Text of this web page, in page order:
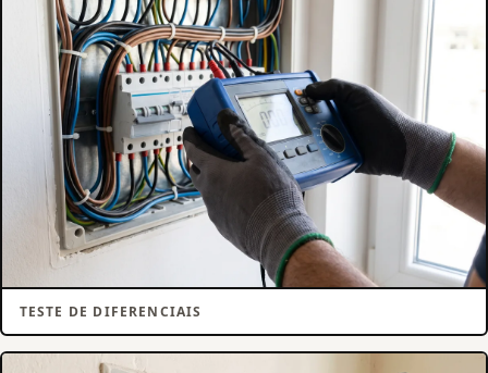
TESTE DE DIFERENCIAIS